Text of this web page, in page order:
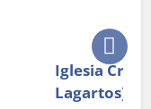
Iglesia
Lagartos)